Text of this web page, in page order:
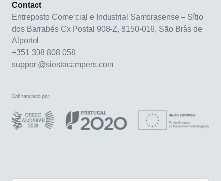
Contact
Entreposto Comercial e Industrial Sambrasense – Sítio
dos Barrabés Cx Postal 908-Z, 8150-016, São Brás de
Alportel
+351 308 808 058
support@siestacampers.com